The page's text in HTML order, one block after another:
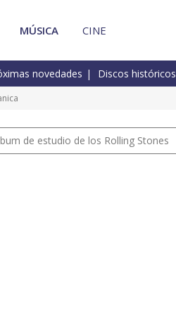
MÚSICA CINE
novedades Discos históricos
de estudio de los Rolling Stones